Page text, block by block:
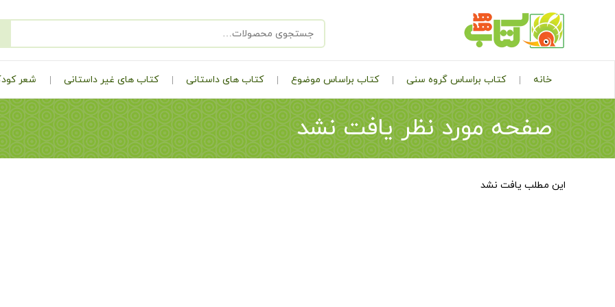
خانه کتاب براساس گروه سنی کتاب براساس موضوع کتاب های داستانی کتاب های غیر داستانی شعر
صفحه مورد نظر یافت نشد
این مطلب یافت نشد